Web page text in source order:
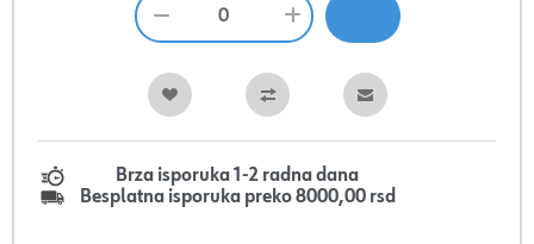
Brza isporuka 1-2 radna dana
Besplatna isporuka preko 8000,00 rsd